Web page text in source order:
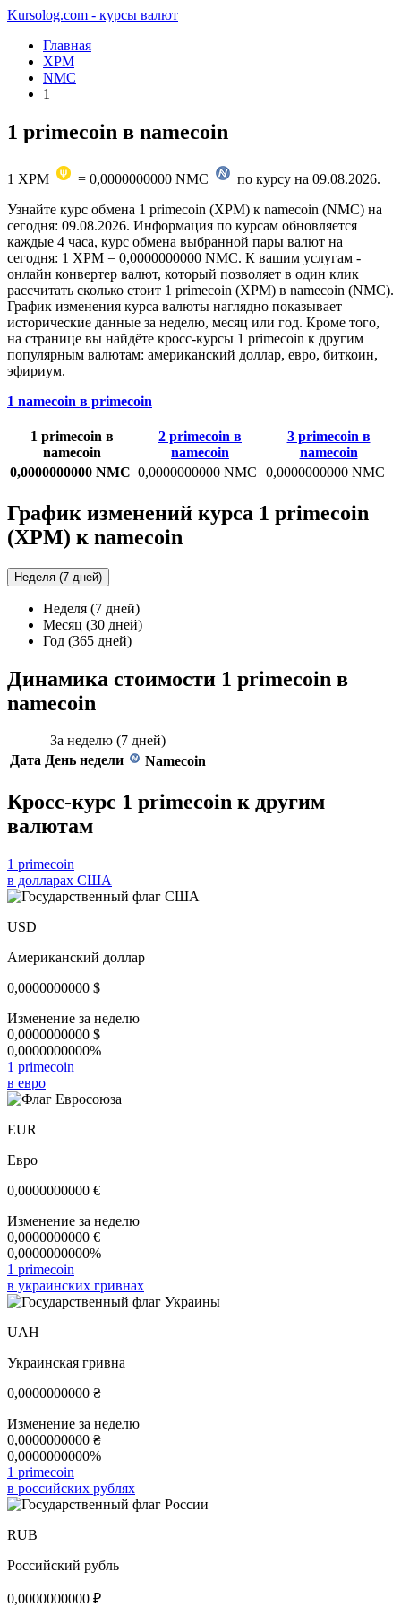
Kursolog.com - курсы валют
Главная
XPM
NMC
1
1 primecoin в namecoin
1 XPM = 0,0000000000 NMC по курсу на 09.08.2026.
Узнайте курс обмена 1 primecoin (XPM) к namecoin (NMC) на
сегодня: 09.08.2026. Информация по курсам обновляется
каждые 4 часа, курс обмена выбранной пары валют на
сегодня: 1 XPM = 0,0000000000 NMC. К вашим услугам -
онлайн конвертер валют, который позволяет в один клик
рассчитать сколько стоит 1 primecoin (XPM) в namecoin (NMC).
График изменения курса валюты наглядно показывает
исторические данные за неделю, месяц или год. Кроме того,
на странице вы найдёте кросс-курсы 1 primecoin к другим
популярным валютам: американский доллар, евро, биткоин,
эфириум.
1 namecoin в primecoin
1 primecoin в
namecoin
2 primecoin в
namecoin
3 primecoin в
namecoin
0,0000000000 NMC 0,0000000000 NMC 0,0000000000 NMC
График изменений курса 1 primecoin
(XPM) к namecoin
Неделя (7 дней)
Неделя (7 дней)
Месяц (30 дней)
Год (365 дней)
Динамика стоимости 1 primecoin в
namecoin
За неделю (7 дней)
Дата День недели Namecoin
Кросс-курс 1 primecoin к другим
валютам
1 primecoin
в долларах США
USD
Американский доллар
0,0000000000 $
Изменение за неделю
0,0000000000 $
0,0000000000%
1 primecoin
в евро
EUR
Евро
0,0000000000 €
Изменение за неделю
0,0000000000 €
0,0000000000%
1 primecoin
в украинских гривнах
UAH
Украинская гривна
0,0000000000 ₴
Изменение за неделю
0,0000000000 ₴
0,0000000000%
1 primecoin
в российских рублях
RUB
Российский рубль
0,0000000000 ₽